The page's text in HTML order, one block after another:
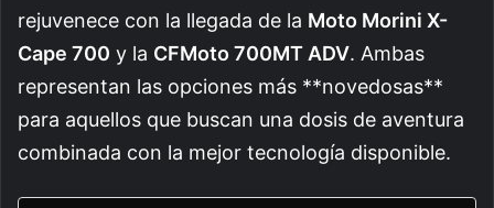
rejuvenece con la llegada de la Moto Morini X-
Cape 700 y la CFMoto 700MT ADV. Ambas
representan las opciones más **novedosas**
para aquellos que buscan una dosis de aventura
combinada con la mejor tecnología disponible.